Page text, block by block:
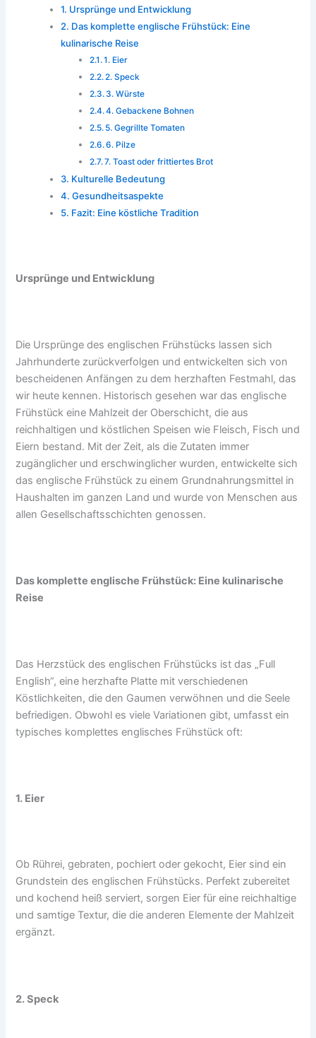
Ursprünge und Entwicklung
Das komplette englische Frühstück: Eine
kulinarische Reise
1. Eier
2. Speck
3. Würste
4. Gebackene Bohnen
5. Gegrillte Tomaten
6. Pilze
7. Toast oder frittiertes Brot
Kulturelle Bedeutung
Gesundheitsaspekte
Fazit: Eine köstliche Tradition
Ursprünge und Entwicklung
Die Ursprünge des englischen Frühstücks lassen sich
Jahrhunderte zurückverfolgen und entwickelten sich von
bescheidenen Anfängen zu dem herzhaften Festmahl, das
wir heute kennen. Historisch gesehen war das englische
Frühstück eine Mahlzeit der Oberschicht, die aus
reichhaltigen und köstlichen Speisen wie Fleisch, Fisch und
Eiern bestand. Mit der Zeit, als die Zutaten immer
zugänglicher und erschwinglicher wurden, entwickelte sich
das englische Frühstück zu einem Grundnahrungsmittel in
Haushalten im ganzen Land und wurde von Menschen aus
allen Gesellschaftsschichten genossen.
Das komplette englische Frühstück: Eine kulinarische
Reise
Das Herzstück des englischen Frühstücks ist das „Full
English“, eine herzhafte Platte mit verschiedenen
Köstlichkeiten, die den Gaumen verwöhnen und die Seele
befriedigen. Obwohl es viele Variationen gibt, umfasst ein
typisches komplettes englisches Frühstück oft:
1. Eier
Ob Rührei, gebraten, pochiert oder gekocht, Eier sind ein
Grundstein des englischen Frühstücks. Perfekt zubereitet
und kochend heiß serviert, sorgen Eier für eine reichhaltige
und samtige Textur, die die anderen Elemente der Mahlzeit
ergänzt.
2. Speck